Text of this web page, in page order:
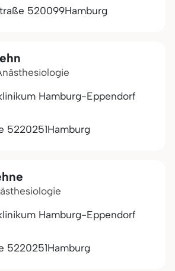
520099Hamburg
Hamburg-Eppendorf
5220251Hamburg
Hamburg-Eppendorf
5220251Hamburg